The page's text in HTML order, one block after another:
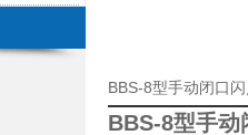
BBS-8型手动闭口
BBS-8型手动